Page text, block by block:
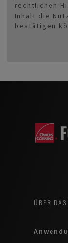
rechtlichen
Inhalt die
bestätigen
ÜBER